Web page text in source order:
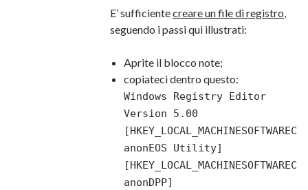
E’ sufficientecreare un file di registro,
seguendo i passi qui illustrati:
Aprite il blocco note;
copiateci dentro questo:
Windows Registry Editor
Version 5.00
[HKEY_LOCAL_MACHINESOFTWAREC
anonEOS Utility]
[HKEY_LOCAL_MACHINESOFTWAREC
anonDPP]